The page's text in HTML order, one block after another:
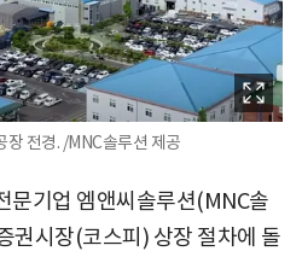
장 전경. /MNC솔루션 제공
문기업 엠앤씨솔루션(MNC솔
권시장(코스피) 상장 절차에 돌